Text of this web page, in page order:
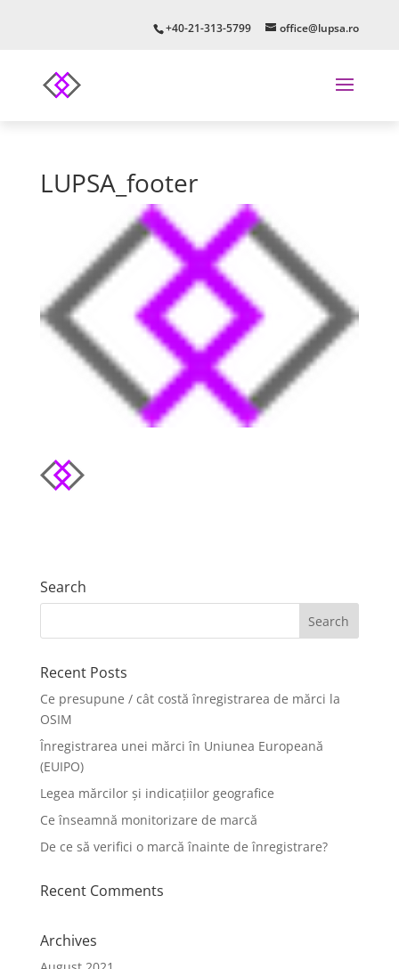
+40-21-313-5799 office@lupsa.ro
LUPSA_footer
Search
Recent Posts
Ce presupune / cât costă înregistrarea de mărci la
OSIM
Înregistrarea unei mărci în Uniunea Europeană
(EUIPO)
Legea mărcilor și indicațiilor geografice
Ce înseamnă monitorizare de marcă
De ce să verifici o marcă înainte de înregistrare?
Recent Comments
Archives